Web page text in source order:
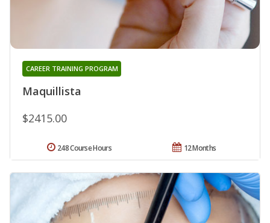
Maquillista
CAREER TRAINING PROGRAM
$2415.00
12 Months
248 Course Hours